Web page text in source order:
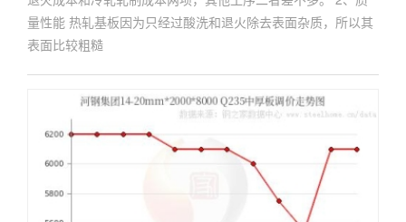
量性能 热轧基板因为只经过酸洗和退火除去表面杂质，所以其
表面比较粗糙